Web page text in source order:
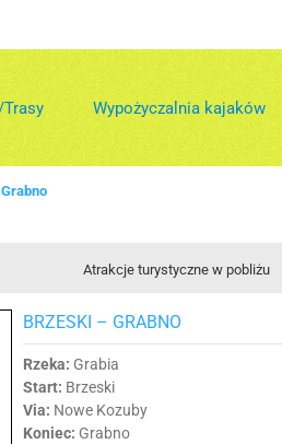
Trasy Wypożyczalnia kajaków
Atrakcje turystyczne w pobliżu
BRZESKI – GRABNO
Rzeka: Grabia
Start: Brzeski
Via: Nowe Kozuby
Koniec: Grabno